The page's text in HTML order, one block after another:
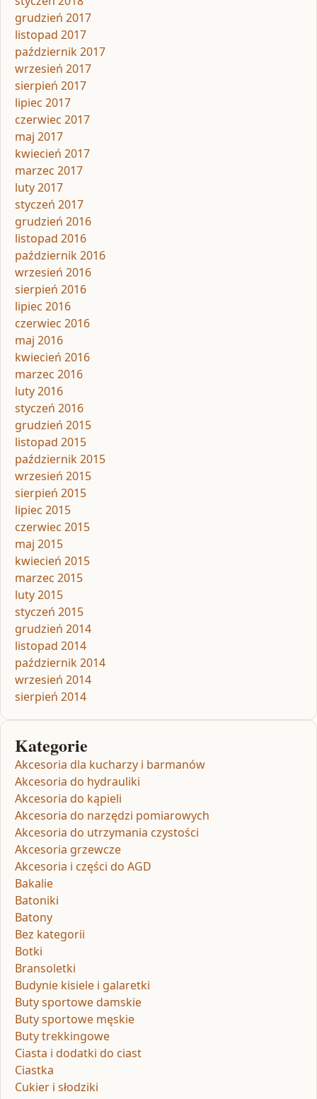
grudzień 2017
listopad 2017
październik 2017
wrzesień 2017
sierpień 2017
lipiec 2017
czerwiec 2017
maj 2017
kwiecień 2017
marzec 2017
luty 2017
styczeń 2017
grudzień 2016
listopad 2016
październik 2016
wrzesień 2016
sierpień 2016
lipiec 2016
czerwiec 2016
maj 2016
kwiecień 2016
marzec 2016
luty 2016
styczeń 2016
grudzień 2015
listopad 2015
październik 2015
wrzesień 2015
sierpień 2015
lipiec 2015
czerwiec 2015
maj 2015
kwiecień 2015
marzec 2015
luty 2015
styczeń 2015
grudzień 2014
listopad 2014
październik 2014
wrzesień 2014
sierpień 2014
Kategorie
Akcesoria dla kucharzy i barmanów
Akcesoria do hydrauliki
Akcesoria do kąpieli
Akcesoria do narzędzi pomiarowych
Akcesoria do utrzymania czystości
Akcesoria grzewcze
Akcesoria i części do AGD
Bakalie
Batoniki
Batony
Bez kategorii
Botki
Bransoletki
Budynie kisiele i galaretki
Buty sportowe damskie
Buty sportowe męskie
Buty trekkingowe
Ciasta i dodatki do ciast
Ciastka
Cukier i słodziki